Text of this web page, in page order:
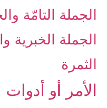
الجملة التامّة
الجملة الخبرية
الثمرة
الأمر أو